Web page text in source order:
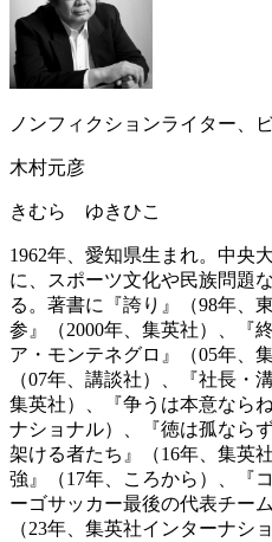
ノンフィクションライター、
木村元彦
きむら ゆきひこ
1962年、愛知県生まれ。中央
に、スポーツ文化や民族問題
る。著書に『誇り』（98年、
参』（2000年、集英社）、『
ア・モンテネグロ』（05年、
（07年、講談社）、『社長・
集英社）、『争うは本意なら
ナショナル）、『徳は孤なら
架ける者たち』（16年、集英
強』（17年、ころから）、
ーゴサッカー最後の代表チー
（23年、集英社インターナシ